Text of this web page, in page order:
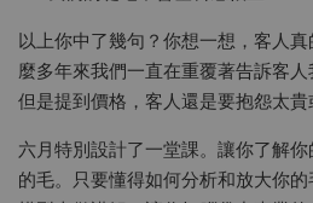
以上你中了幾句？你想一想，客人
麼多年來我們一直在重覆著告訴客人
但是提到價格，客人還是要抱怨太貴
六月特別設計了一堂課。讓你了解
的毛。只要懂得如何分析和放大你